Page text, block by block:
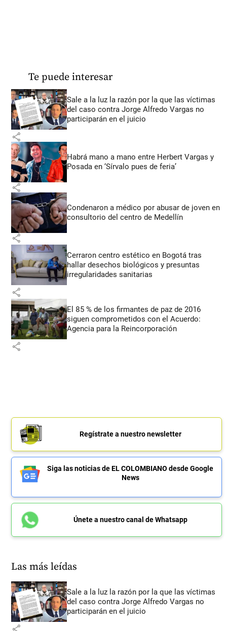
Te puede interesar
Sale a la luz la razón por la que las víctimas
del caso contra Jorge Alfredo Vargas no
participarán en el juicio
share
Habrá mano a mano entre Herbert Vargas y
Posada en ‘Sírvalo pues de feria’
share
Condenaron a médico por abusar de joven en
consultorio del centro de Medellín
share
Cerraron centro estético en Bogotá tras
hallar desechos biológicos y presuntas
irregularidades sanitarias
share
El 85 % de los firmantes de paz de 2016
siguen comprometidos con el Acuerdo:
Agencia para la Reincorporación
share
Regístrate a nuestro newsletter
Siga las noticias de EL COLOMBIANO desde Google
News
Únete a nuestro canal de Whatsapp
Las más leídas
Sale a la luz la razón por la que las víctimas
del caso contra Jorge Alfredo Vargas no
participarán en el juicio